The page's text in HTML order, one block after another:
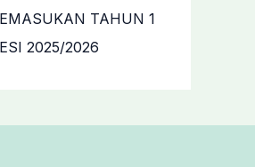
TAHUN 1
2025/2026